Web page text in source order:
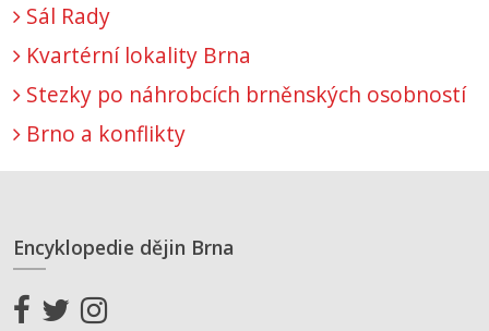
Sál Rady
Kvartérní lokality Brna
Stezky po náhrobcích brněnských osobností
Brno a konflikty
Encyklopedie dějin Brna